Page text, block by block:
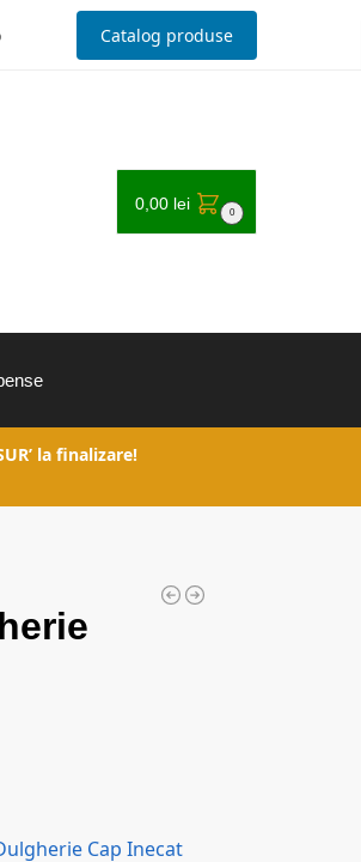
Catalog produse
0,00 lei 0
la finalizare!
Cap Inecat